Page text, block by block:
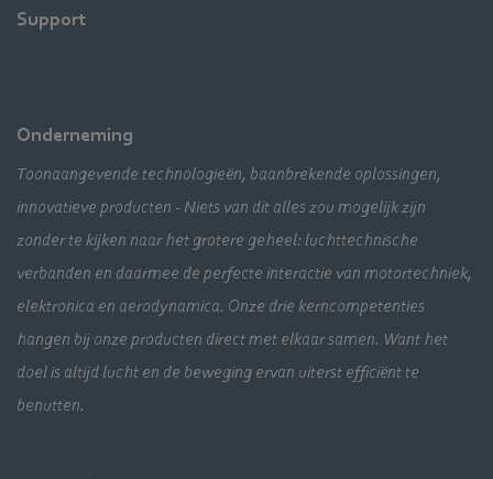
Support
Onderneming
Toonaangevende technologieën, baanbrekende oplossingen,
innovatieve producten - Niets van dit alles zou mogelijk zijn
zonder te kijken naar het grotere geheel: luchttechnische
verbanden en daarmee de perfecte interactie van motortechniek,
elektronica en aerodynamica. Onze drie kerncompetenties
hangen bij onze producten direct met elkaar samen. Want het
doel is altijd lucht en de beweging ervan uiterst efficiënt te
benutten.